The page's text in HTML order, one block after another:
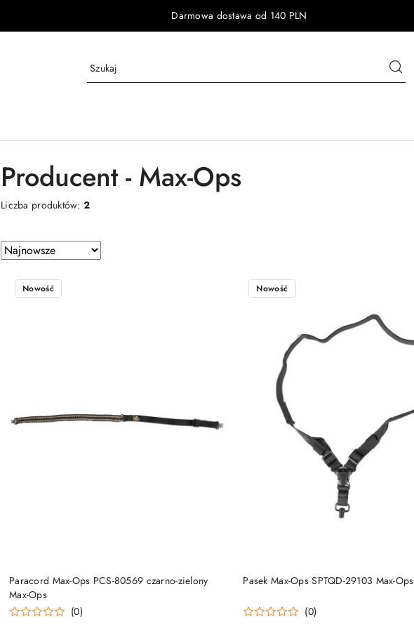
Darmowa dostawa od 140 PLN
Producent - Max-Ops
Liczba produktów:2
Zastosowano
sortowanie:
Najnowsze.
Sortuj
według
Paracord Max-Ops PCS-80569 czarno-zielony
Max-Ops
(0)
Nowość
DO KOSZYKA Pasek Max-Ops SPTQD-29103 Max-Ops
(0)
Nowość
PRODUKT NIEDOSTĘPNY